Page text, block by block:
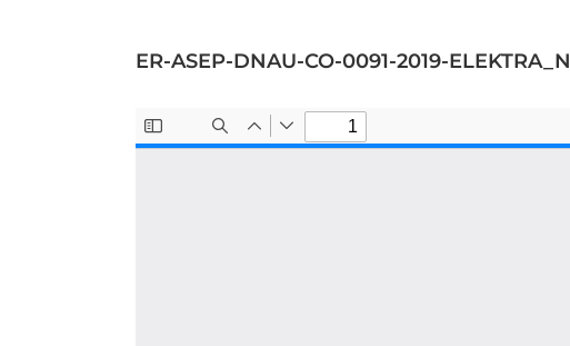
ER-ASEP-DNAU-CO-0091-2019-